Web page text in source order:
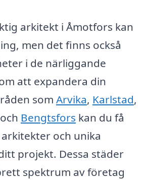
arkitekt i Åmotfors kan
men det finns också
i de närliggande
att expandera din
som Arvika, Karlstad,
Bengtsfors kan du få
och unika
projekt. Dessa städer
spektrum av företag